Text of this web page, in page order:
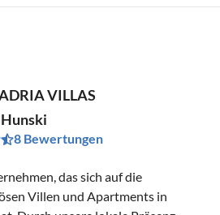
VILLAS
8 Bewertungen
das sich auf die
Villen und Apartments in